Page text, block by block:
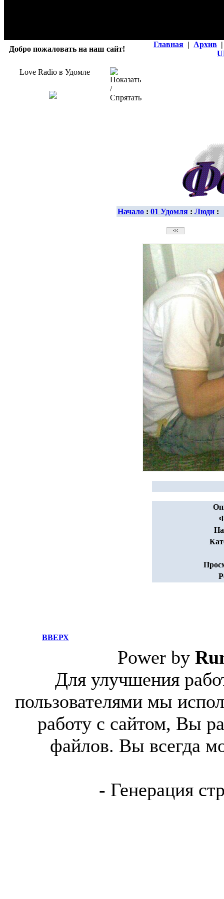
Добро пожаловать на наш сайт!
Главная | Архив |
Love Radio в Удомле
Начало : 01 Удомля : Люди :
ВВЕРХ
Power by
Для улучшения
пользователями мы
работу с сайтом, Вы
файлов. Вы всегда
- Генерация